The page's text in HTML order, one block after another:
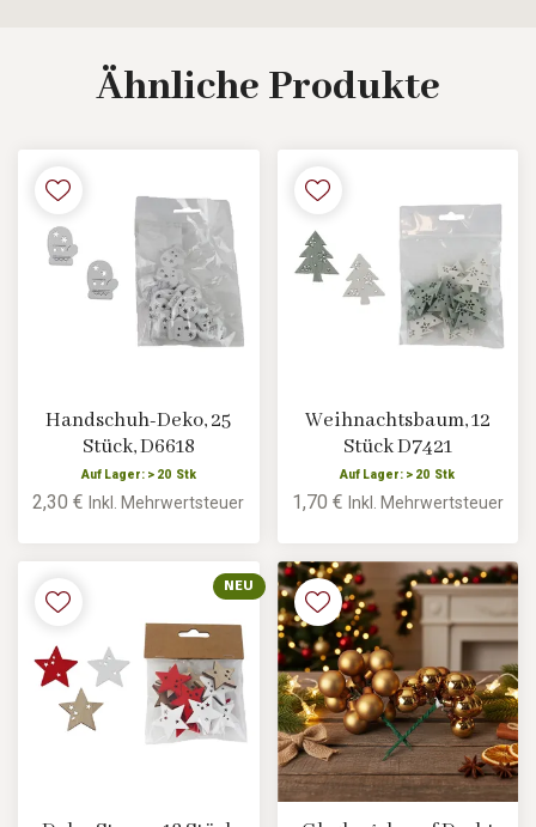
Ähnliche Produkte
Handschuh-Deko, 25
Stück, D6618
Auf Lager: > 20 Stk
2,30 €Inkl. Mehrwertsteuer
Weihnachtsbaum, 12
Stück D7421
Auf Lager: > 20 Stk
1,70 € Inkl. Mehrwertsteuer
NEU